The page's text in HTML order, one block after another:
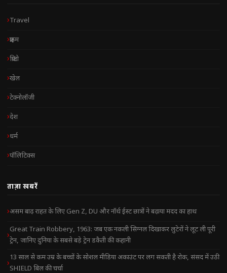
Travel
क्राइम
क्रिप्टो
खेल
टेक्नोलॉजी
देश
धर्म
पॉलिटिक्स
ताज़ा खबरें
असम बाढ़ राहत के लिए Gen Z, DU और नॉर्थ ईस्ट छात्रों ने बढ़ाया मदद का हाथ
Great Train Robbery, 1963: जब एक नकली सिग्नल दिखाकर लुटेरों ने लूट ली पूरी
ट्रेन, जानिए दुनिया के सबसे बड़े ट्रेन डकैती की कहानी
13 साल से कम उम्र के बच्चों के सोशल मीडिया अकाउंट पर लग सकती है रोक, संसद में उठी
SHIELD बिल की चर्चा